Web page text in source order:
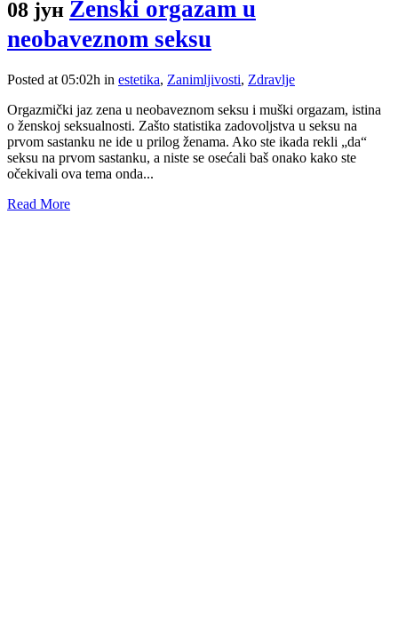
08 јун Ženski orgazam u
neobaveznom seksu
Posted at 05:02h in estetika, Zanimljivosti, Zdravlje
Orgazmički jaz zena u neobaveznom seksu i muški orgazam, istina
o ženskoj seksualnosti. Zašto statistika zadovoljstva u seksu na
prvom sastanku ne ide u prilog ženama. Ako ste ikada rekli „da“
seksu na prvom sastanku, a niste se osećali baš onako kako ste
očekivali ova tema onda...
Read More